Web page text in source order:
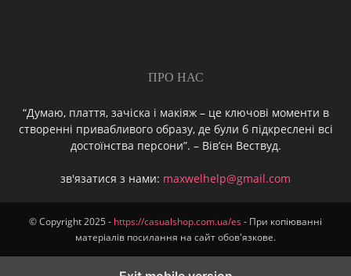
ПРО НАС
“Думаю, плаття, зачіска і макіяж – це ключові моменти в
створенні привабливого образу, де були б підкреслені всі
достоїнства персони”. – Вів’єн Вествуд.
зв'язатися з нами: maxwelhelp@gmail.com
© Copyright 2025 - https://casualshop.com.ua/es- При копіюванні
матеріалів посилання на сайт обов'язкове.